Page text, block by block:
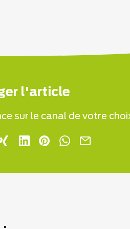
l'article
sur le canal de votre